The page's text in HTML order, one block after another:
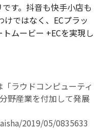
す。抖音も快手小店も
けではなく、ECプラッ
ムービー +ECを実現し
ラウドコンピューティ
野産業を付加して発展
2019/05/0835633